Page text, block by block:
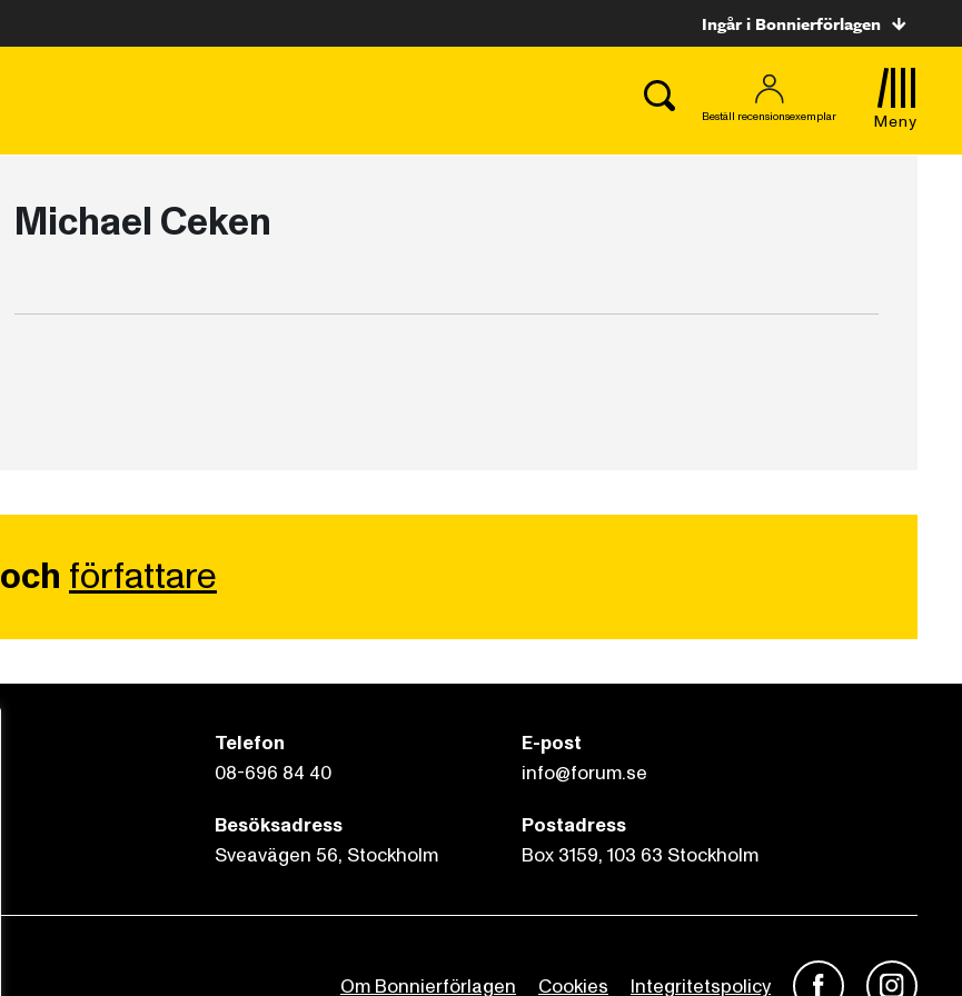
Ingår i Bonnierförlagen
Beställ recensionsexemplar Meny
Michael Ceken
och författare
Telefon
08-696 84 40
E-post
info@forum.se
Besöksadress
Sveavägen 56, Stockholm
Postadress
Box 3159, 103 63 Stockholm
Om Bonnierförlagen Cookies Integritetspolicy